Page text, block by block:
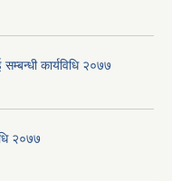
कार्यविधि २०७७
२०७७